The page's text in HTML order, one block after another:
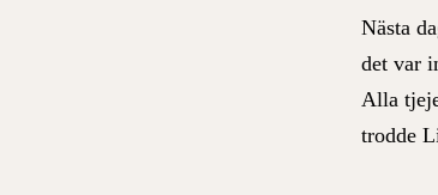
Nästa
det var
Alla
trodde